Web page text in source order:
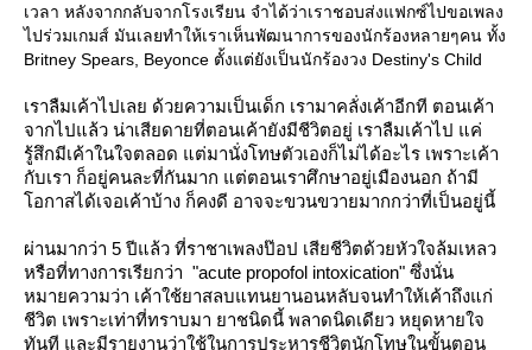
เวลา หลังจากกลับจากโรงเรียน จำได้ว่าเราชอบส่งแฟกซ์ไปขอเพลง
ไปร่วมเกมส์ มันเลยทำให้เราเห็นพัฒนาการของนักร้องหลายๆคน ทั้ง
Britney Spears, Beyonce ตั้งแต่ยังเป็นนักร้องวง Destiny's Child
เราลืมเค้าไปเลย ด้วยความเป็นเด็ก เรามาคลั่งเค้าอีกที ตอนเค้า
จากไปแล้ว น่าเสียดายที่ตอนเค้ายังมีชีวิตอยู่ เราลืมเค้าไป แค่
รู้สึกมีเค้าในใจตลอด แต่มานั่งโทษตัวเองก็ไม่ได้อะไร เพราะเค้า
กับเรา ก็อยู่คนละที่กันมาก แต่ตอนเราศึกษาอยู่เมืองนอก ถ้ามี
อกาสได้เจอเค้าบ้าง ก็คงดี อาจจะขวนขวายมากกว่าที่เป็นอยู่นี้
ผ่านมากว่า 5 ปีแล้ว ที่ราชาเพลงป๊อป เสียชีวิตด้วยหัวใจล้มเหลว
หรือที่ทางการเรียกว่า "acute propofol intoxication" ซึ่งนั่น
หมายความว่า เค้าใช้ยาสลบแทนยานอนหลับจนทำให้เค้าถึงแก่
ชีวิต เพราะเท่าที่ทราบมา ยาชนิดนี้ พลาดนิดเดียว หยุดหายใจ
ทันที และมีรายงานว่าใช้ในการประหารชีวิตนักโทษในขั้นตอน